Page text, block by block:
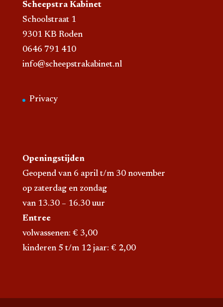
Scheepstra Kabinet
Schoolstraat 1
9301 KB Roden
0646 791 410
info@scheepstrakabinet.nl
Privacy
Openingstijden
Geopend van 6 april t/m 30 november
op zaterdag en zondag
van 13.30 – 16.30 uur
Entree
volwassenen: € 3,00
kinderen 5 t/m 12 jaar: € 2,00